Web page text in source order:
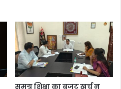
समग्र शिक्षा का बजट खर्च न